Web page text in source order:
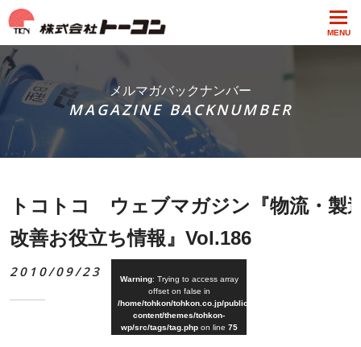
MENU
メルマガバックナンバー
MAGAZINE BACKNUMBER
トコトコ ウェブマガジン『物流・製
改善お役立ち情報』Vol.186
2010/09/23 Warning: Trying to access array
offset on false in
/home/tohkon/tohkon.co.jp/public_html/wp-
content/themes/tohkon-
wp/src/tags/tag.phpon line 75